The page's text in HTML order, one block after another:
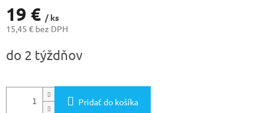
19 € / ks
15,45 € bez DPH
cena:
do 2 týždňov
Pridať do košíka